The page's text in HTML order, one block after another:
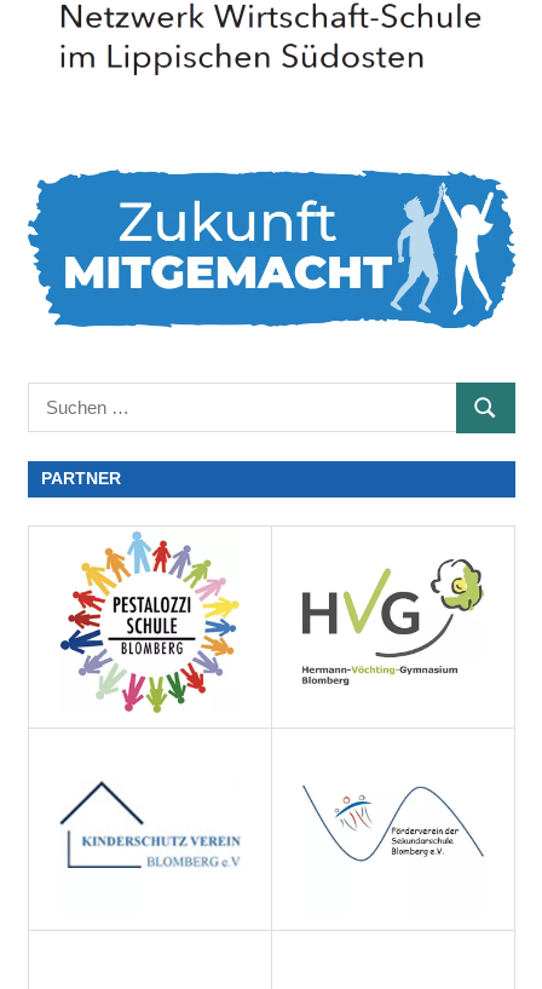
PARTNER